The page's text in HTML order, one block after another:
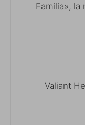
Familia», la
Valiant